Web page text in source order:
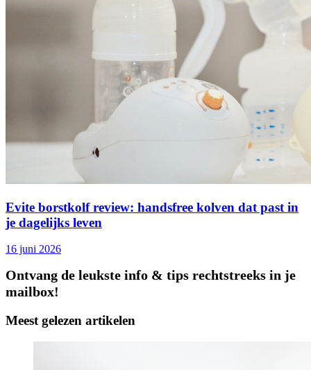
Evite borstkolf review: handsfree kolven dat past in
je dagelijks leven
16 juni 2026
Ontvang de leukste info & tips rechtstreeks in je
mailbox!
Meest gelezen artikelen